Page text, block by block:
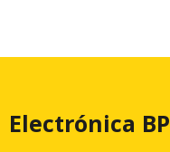
Electrónica BP